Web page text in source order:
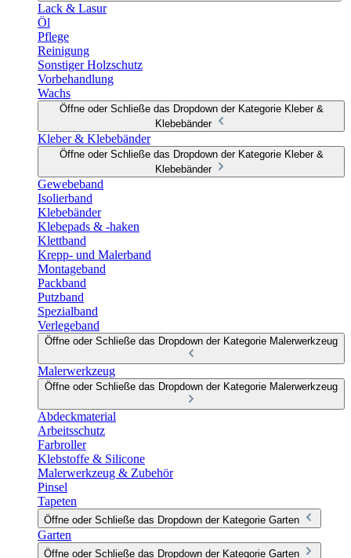
Lack & Lasur
Öl
Pflege
Reinigung
Sonstiger Holzschutz
Vorbehandlung
Wachs
Öffne oder Schließe das Dropdown der Kategorie Kleber &
Klebebänder
Kleber & Klebebänder
Öffne oder Schließe das Dropdown der Kategorie Kleber &
Klebebänder
Gewebeband
Isolierband
Klebebänder
Klebepads & -haken
Klettband
Krepp- und Malerband
Montageband
Packband
Putzband
Spezialband
Verlegeband
Öffne oder Schließe das Dropdown der Kategorie Malerwerkzeug
Malerwerkzeug
Öffne oder Schließe das Dropdown der Kategorie Malerwerkzeug
Abdeckmaterial
Arbeitsschutz
Farbroller
Klebstoffe & Silicone
Malerwerkzeug & Zubehör
Pinsel
Tapeten
Öffne oder Schließe das Dropdown der Kategorie Garten
Garten
Öffne oder Schließe das Dropdown der Kategorie Garten